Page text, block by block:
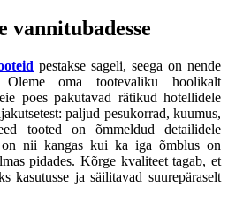
pestakse sageli, seega on nende
oma tootevaliku hoolikalt
poes pakutavad rätikud hotellidele
paljud pesukorrad, kuumus,
tooted on õmmeldud detailidele
on nii kangas kui ka iga õmblus on
pidades. Kõrge kvaliteet tagab, et
kasutusse ja säilitavad suurepäraselt